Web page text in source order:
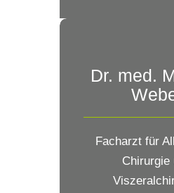
Dr. med.
Facharzt für
Chirurgie